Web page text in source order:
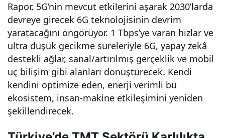
Rapor, 5G’nin mevcut etkilerini aşarak 2030’larda
devreye girecek 6G teknolojisinin devrim
yaratacağını öngörüyor. 1 Tbps’ye varan hızlar ve
ultra düşük gecikme süreleriyle 6G, yapay zekâ
destekli ağlar, sanal/artırılmış gerçeklik ve mobil
uç bilişim gibi alanları dönüştürecek. Kendi
kendini optimize eden, enerji verimli bu
ekosistem, insan-makine etkileşimini yeniden
şekillendirecek.